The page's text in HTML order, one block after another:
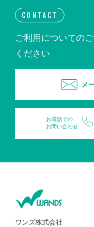
CONTACT
ご利用についての
ください
メ
お電話での
お問い合わせ
ワンズ株式会社